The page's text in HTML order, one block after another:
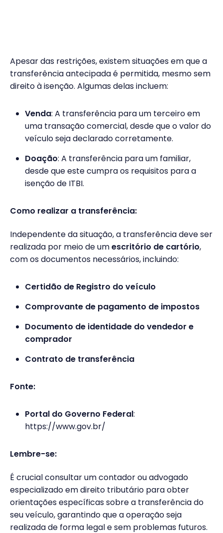
Apesar das restrições, existem situações em que a
transferência antecipada é permitida, mesmo sem
direito à isenção. Algumas delas incluem:
Venda: A transferência para um terceiro em
uma transação comercial, desde que o valor do
veículo seja declarado corretamente.
Doação: A transferência para um familiar,
desde que este cumpra os requisitos para a
isenção de ITBI.
Como realizar a transferência:
Independente da situação, a transferência deve ser
realizada por meio de umescritório de cartório,
com os documentos necessários, incluindo:
Certidão de Registro do veículo
Comprovante de pagamento de impostos
Documento de identidade do vendedor e
comprador
Contrato de transferência
Fonte:
Portal do Governo Federal:
https://www.gov.br/
Lembre-se:
É crucial consultar um contador ou advogado
especializado em direito tributário para obter
orientações específicas sobre a transferência do
seu veículo, garantindo que a operação seja
realizada de forma legal e sem problemas futuros.